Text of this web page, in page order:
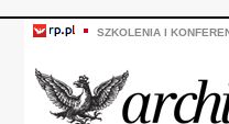
SZKOLENIA I